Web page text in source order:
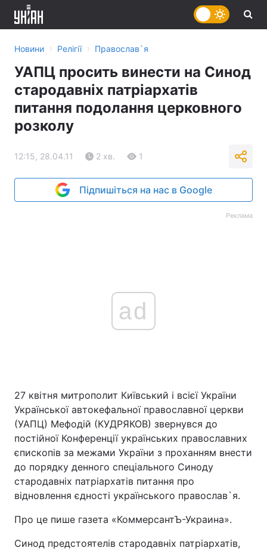
Новини › Релігії › Православ`я
УАПЦ просить винести на Синод
стародавніх патріархатів
питання подолання церковного
розколу
12:15, 28.04.11 2 хв. 1
Підпишіться на нас в Google
Реклама
ad
27 квітня митрополит Київський і всієї України
Української автокефальної православної церкви
(УАПЦ) Мефодій (КУДРЯКОВ) звернувся до
постійної Конференції українських православних
єпископів за межами України з проханням внести
до порядку денного спеціального Синоду
стародавніх патріархатів питання про
відновлення єдності українського православ`я.
Про це пише газета «КоммерсантЪ-Украина».
Синод предстоятелів стародавніх патріархатів,